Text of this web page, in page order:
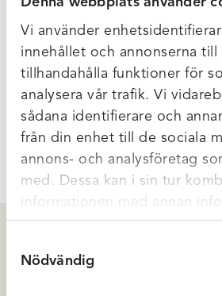
Vi använder
innehållet och annonserna till
tillhandahålla funktioner för
analysera vår trafik. Vi
sådana identifierare och
från din enhet till de sociala
annons- och analysföretag
med. Dessa kan i sin tur
informationen med annan
har tillhandahållit eller som
Nödvändig
sitter snyggt och ger bysten en rund
Max material som låter huden andas
fukt från huden. Breda, vadderade
axelband samt en mjuk knäppning
Ytterligare Information
Du kanske också gillar …